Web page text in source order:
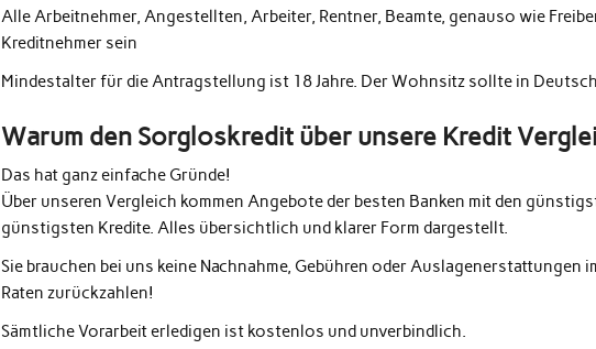
Alle Arbeitnehmer, Angestellten, Arbeiter, Rentner, Beamte, genauso wie
Kreditnehmer sein
Mindestalter für die Antragstellung ist 18 Jahre. Der Wohnsitz sollte in
Warum den Sorgloskredit über unsere Kredit
Das hat ganz einfache Gründe!
Über unseren Vergleich kommen Angebote der besten Banken mit den
günstigsten Kredite. Alles übersichtlich und klarer Form dargestellt.
Sie brauchen bei uns keine Nachnahme, Gebühren oder Auslagenerstattungen
Raten zurückzahlen!
Sämtliche Vorarbeit erledigen ist kostenlos und unverbindlich.